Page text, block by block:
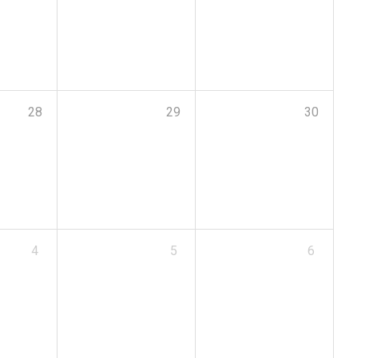
28 29 30
4 5 6